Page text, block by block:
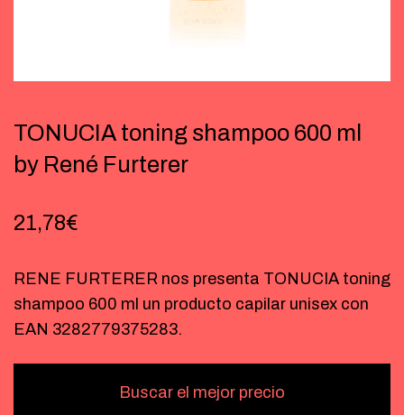
TONUCIA toning shampoo 600 ml
by René Furterer
21,78€
RENE FURTERER nos presenta TONUCIA toning
shampoo 600 ml un producto capilar unisex con
EAN 3282779375283.
Buscar el mejor precio